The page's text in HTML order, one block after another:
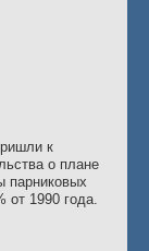
к
о плане
парниковых
от 1990 года.